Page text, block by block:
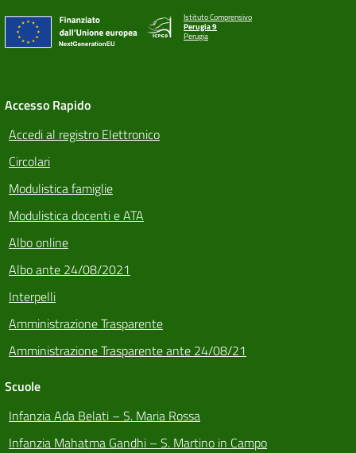
Istituto Comprensivo
Perugia 9
Perugia
Accesso Rapido
Accedi al registro Elettronico
Circolari
Modulistica famiglie
Modulistica docenti e ATA
Albo online
Albo ante 24/08/2021
Interpelli
Amministrazione Trasparente
Amministrazione Trasparente ante 24/08/21
Scuole
Infanzia Ada Belati – S. Maria Rossa
Infanzia Mahatma Gandhi – S. Martino in Campo